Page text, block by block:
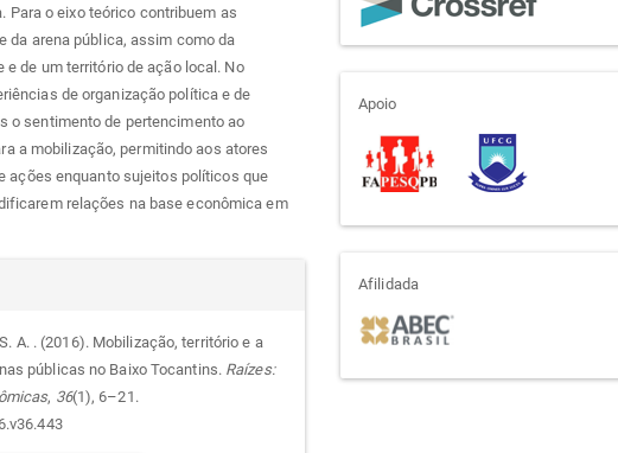
Para o eixo teórico contribuem as
da arena pública, assim como da
de um território de ação local. No
de organização política e de
o sentimento de pertencimento ao
a mobilização, permitindo aos atores
ações enquanto sujeitos políticos que
relações na base econômica em
A. . (2016). Mobilização, território e a
públicas no Baixo Tocantins. Raízes:
, 36(1), 6–21.
apoio
Apoio
afiliada
Afilidada